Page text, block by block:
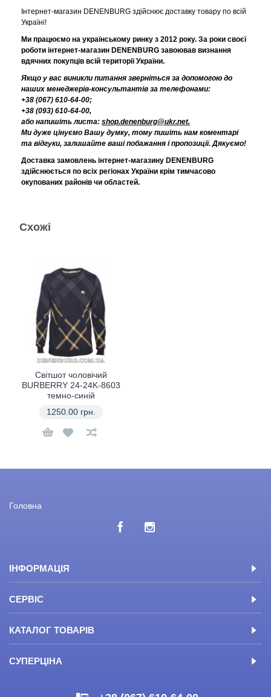
Інтернет-магазин DENENBURG здійснює доставку товару по всій
Україні!
Ми працюємо на українському ринку з 2012 року. За роки своєї
роботи інтернет-магазин DENENBURG завоював визнання
вдячних покупців всій території України.
Якщо у вас виникли питання зверніться за допомогою до
наших менеджерів-консультантів за телефонами:
+38 (067) 610-64-00;
+38 (093) 610-64-00,
або напишіть листа: shop.denenburg@ukr.net.
Ми дуже цінуємо Вашу думку, тому пишіть нам коментарі
та відгуки, залишайте ваші побажання і пропозиції. Дякуємо!
Доставка замовлень інтернет-магазину DENENBURG
здійснюється по всіх регіонах України крім тимчасово
окупованих районів чи областей.
Схожі
Світшот чоловічий
BURBERRY 24-24K-8603
темно-синій
1250.00 грн.
Головна
ІНФОРМАЦІЯ
СЕРВІС
КАТАЛОГ ТОВАРІВ
СУПЕРЦІНА